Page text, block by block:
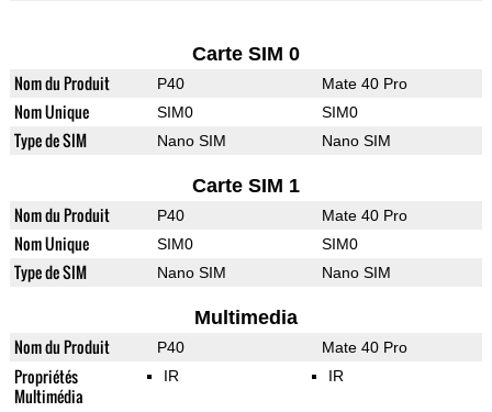
Carte SIM 0
Nom du Produit P40 Mate 40 Pro
Nom Unique SIM0 SIM0
Type de SIM Nano SIM Nano SIM
Carte SIM 1
Nom du Produit P40 Mate 40 Pro
Nom Unique SIM0 SIM0
Type de SIM Nano SIM Nano SIM
Multimedia
Nom du Produit P40 Mate 40 Pro
Propriétés
Multimédia
IR IR